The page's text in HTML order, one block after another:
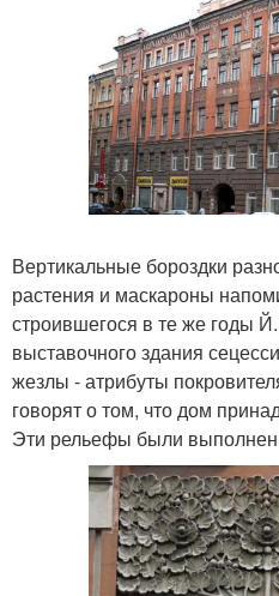
Вертикальные бороздки
растения и маскароны
строившегося в те же годы
выставочного здания
жезлы - атрибуты
говорят о том, что дом
Эти рельефы были